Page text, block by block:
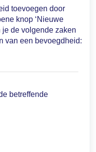
toevoegen door
knop ‘Nieuwe
je de volgende zaken
van een bevoegdheid:
betreffende